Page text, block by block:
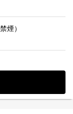
煙）